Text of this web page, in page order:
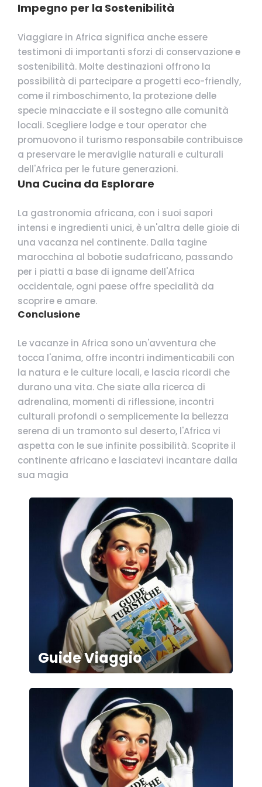
Impegno per la Sostenibilità
Viaggiare in Africa significa anche essere
testimoni di importanti sforzi di conservazione e
sostenibilità. Molte destinazioni offrono la
possibilità di partecipare a progetti eco-friendly,
come il rimboschimento, la protezione delle
specie minacciate e il sostegno alle comunità
locali. Scegliere lodge e tour operator che
promuovono il turismo responsabile contribuisce
a preservare le meraviglie naturali e culturali
dell'Africa per le future generazioni.
Una Cucina da Esplorare
La gastronomia africana, con i suoi sapori
intensi e ingredienti unici, è un'altra delle gioie di
una vacanza nel continente. Dalla tagine
marocchina al bobotie sudafricano, passando
per i piatti a base di igname dell'Africa
occidentale, ogni paese offre specialità da
scoprire e amare.
Conclusione
Le vacanze in Africa sono un'avventura che
tocca l'anima, offre incontri indimenticabili con
la natura e le culture locali, e lascia ricordi che
durano una vita. Che siate alla ricerca di
adrenalina, momenti di riflessione, incontri
culturali profondi o semplicemente la bellezza
serena di un tramonto sul deserto, l'Africa vi
aspetta con le sue infinite possibilità. Scoprite il
continente africano e lasciatevi incantare dalla
sua magia
Guide Viaggio